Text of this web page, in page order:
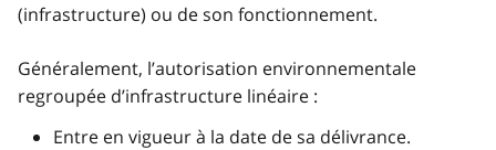
(infrastructure) ou de son fonctionnement.
Généralement, l’autorisation environnementale
regroupée d’infrastructure linéaire :
Entre en vigueur à la date de sa délivrance.